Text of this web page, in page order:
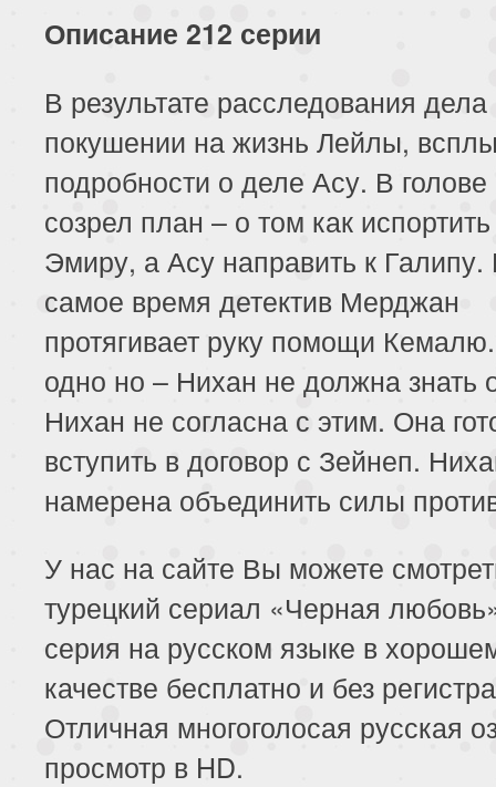
232 серия
235 серия
236 серия 237 серия
239 серия
240 серия 241 серия
243 серия
244 серия
Описание 212 серии
В результате расследования дела
покушении на жизнь Лейлы,
подробности о деле Асу. В
созрел план – о том как
Эмиру, а Асу направить к
самое время детектив Мерджан
протягивает руку помощи
одно но – Нихан не должна знать
Нихан не согласна с этим. Она
вступить в договор с Зейнеп.
намерена объединить силы
У нас на сайте Вы можете
турецкий сериал «Черная
серия на русском языке в
качестве бесплатно и без
Отличная многоголосая русская
просмотр в HD.